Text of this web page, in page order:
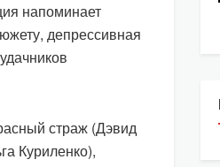
напоминает
депрессивная
страж (Дэвид
Куриленко),